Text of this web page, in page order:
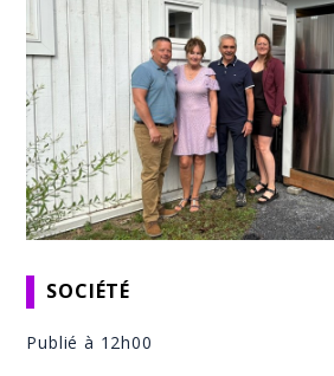
SOCIÉTÉ
Publié à 12h00